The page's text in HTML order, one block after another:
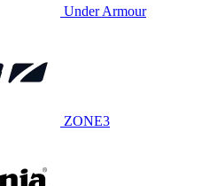
Under Armour
ZONE3